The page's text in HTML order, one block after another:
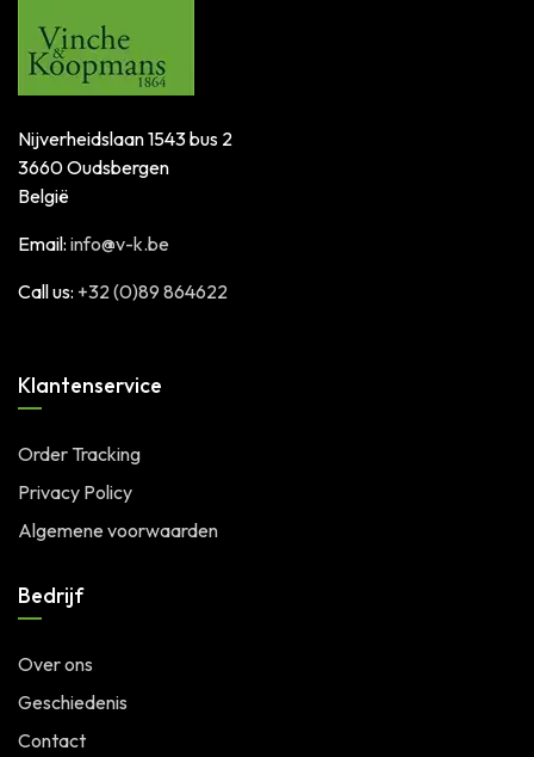
Nijverheidslaan 1543 bus 2
3660 Oudsbergen
België
Email: info@v-k.be
Call us: +32 (0)89 864622
Klantenservice
Order Tracking
Privacy Policy
Algemene voorwaarden
Bedrijf
Over ons
Geschiedenis
Contact